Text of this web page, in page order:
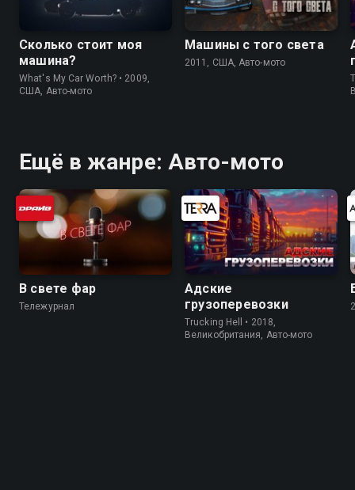
Сколько стоит моя
машина?
What's My Car Worth? • 2009,
США, Авто-мото
Машины с того света
2011, США, Авто-мото
Ещё в жанре: Авто-мото
В свете фар
Тележурнал
Адские
грузоперевозки
Trucking Hell • 2018,
Великобритания, Авто-мото